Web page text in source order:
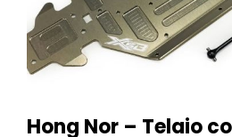
Hong Nor – Telaio